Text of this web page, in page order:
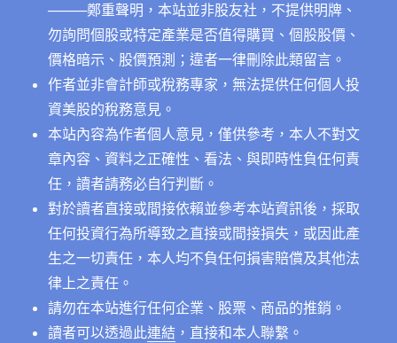
────鄭重聲明，本站並非股友社，不提供明牌、
勿詢問個股或特定產業是否值得購買、個股股價、
價格暗示、股價預測；違者一律刪除此類留言。
作者並非會計師或稅務專家，無法提供任何個人投
資美股的稅務意見。
本站內容為作者個人意見，僅供參考，本人不對文
章內容、資料之正確性、看法、與即時性負任何責
任，讀者請務必自行判斷。
對於讀者直接或間接依賴並參考本站資訊後，採取
任何投資行為所導致之直接或間接損失，或因此產
生之一切責任，本人均不負任何損害賠償及其他法
律上之責任。
請勿在本站進行任何企業、股票、商品的推銷。
讀者可以透過此連結 ，直接和本人聯繫。